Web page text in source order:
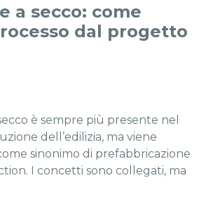
a secco: come
dal progetto
è sempre più presente nel
dell’edilizia, ma viene
sinonimo di prefabbricazione
I concetti sono collegati, ma